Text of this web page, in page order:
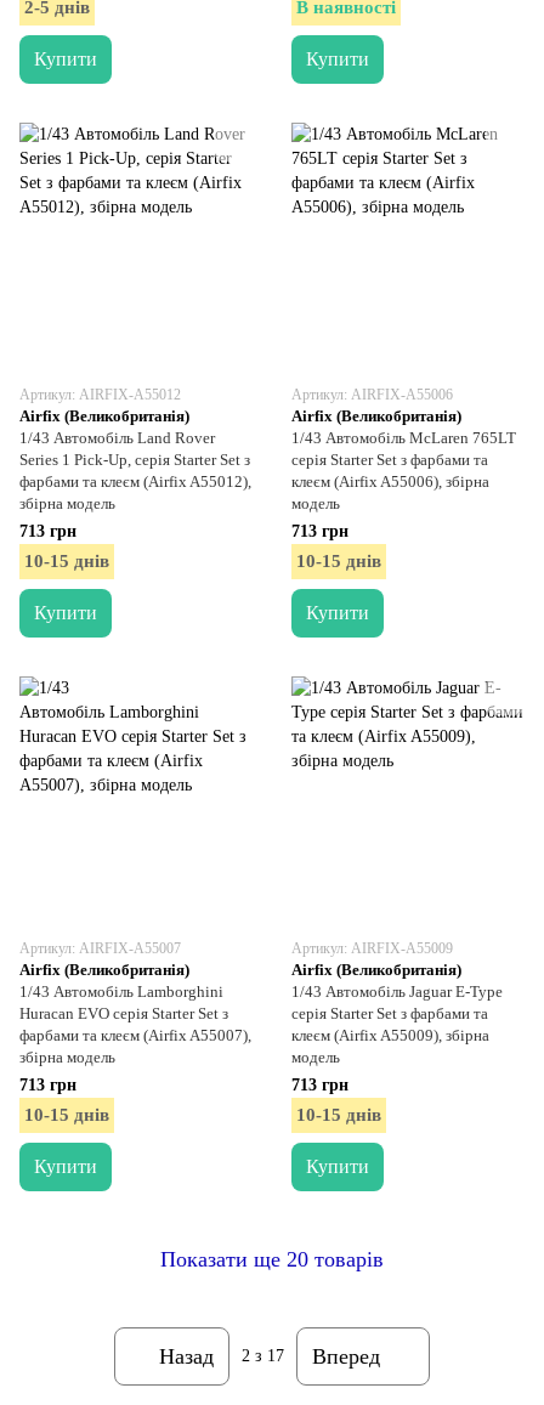
2-5 днів
Купити
В наявності
Купити
Артикул: AIRFIX-A55012
Airfix (Великобританія)
1/43 Автомобіль Land Rover
Series 1 Pick-Up, серія Starter Set з
фарбами та клеєм (Airfix A55012),
збірна модель
713 грн
10-15 днів
Купити
Артикул: AIRFIX-A55006
Airfix (Великобританія)
1/43 Автомобіль McLaren 765LT
серія Starter Set з фарбами та
клеєм (Airfix A55006), збірна
модель
713 грн
10-15 днів
Купити
Артикул: AIRFIX-A55007
Airfix (Великобританія)
1/43 Автомобіль Lamborghini
Huracan EVO серія Starter Set з
фарбами та клеєм (Airfix A55007),
збірна модель
713 грн
10-15 днів
Купити
Артикул: AIRFIX-A55009
Airfix (Великобританія)
1/43 Автомобіль Jaguar E-Type
серія Starter Set з фарбами та
клеєм (Airfix A55009), збірна
модель
713 грн
10-15 днів
Купити
Показати ще 20 товарів
Назад 2 з 17 Вперед